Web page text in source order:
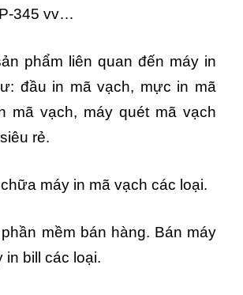
345 vv…
phẩm liên quan đến máy in
đầu in mã vạch, mực in mã
mã vạch, máy quét mã vạch
rẻ.
máy in mã vạch các loại.
mềm bán hàng. Bán máy
in bill các loại.